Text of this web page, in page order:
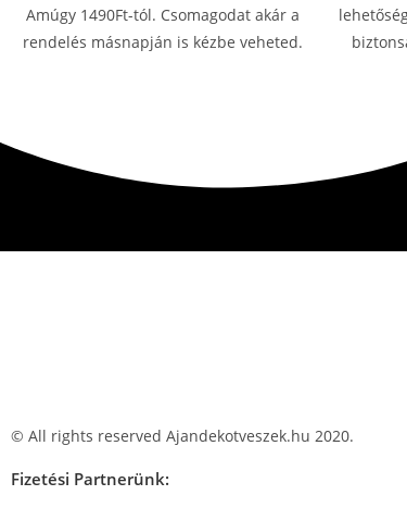
Amúgy 1490Ft-tól. Csomagodat akár a
rendelés másnapján is kézbe veheted.
© All rights reserved Ajandekotveszek.hu 2020.
Fizetési Partnerünk: